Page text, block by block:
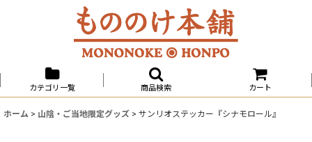
カテゴリ一覧 商品検索 カート
ホーム > 山陰・ご当地限定グッズ > サンリオステッカー『シナモロール』